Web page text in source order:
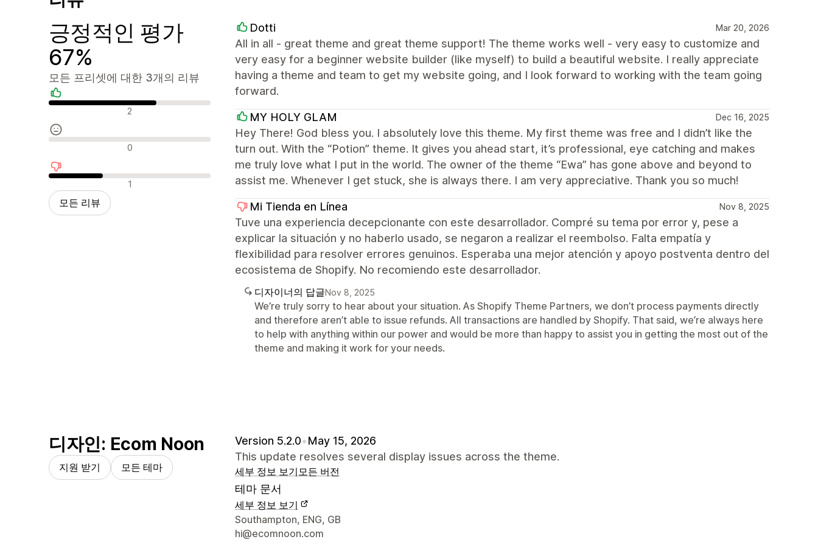
긍정적인 평가
67%
모든 프리셋에 대한 3개의 리뷰
긍정적인 리뷰 2
중립적인 리뷰 0
부정적인 리뷰 1
모든 리뷰
Dotti Mar 20, 2026
All in all - great theme and great theme support! The theme works well - very easy to customize and
very easy for a beginner website builder (like myself) to build a beautiful website. I really appreciate
having a theme and team to get my website going, and I look forward to working with the team going
forward.
MY HOLY GLAM Dec 16, 2025
Hey There! God bless you. I absolutely love this theme. My first theme was free and I didn’t like the
turn out. With the “Potion” theme. It gives you ahead start, it’s professional, eye catching and makes
me truly love what I put in the world. The owner of the theme “Ewa” has gone above and beyond to
assist me. Whenever I get stuck, she is always there. I am very appreciative. Thank you so much!
Mi Tienda en Línea Nov 8, 2025
Tuve una experiencia decepcionante con este desarrollador. Compré su tema por error y, pese a
explicar la situación y no haberlo usado, se negaron a realizar el reembolso. Falta empatía y
flexibilidad para resolver errores genuinos. Esperaba una mejor atención y apoyo postventa dentro del
ecosistema de Shopify. No recomiendo este desarrollador.
디자이너의 답글Nov 8, 2025
We’re truly sorry to hear about your situation. As Shopify Theme Partners, we don’t process payments directly
and therefore aren’t able to issue refunds. All transactions are handled by Shopify. That said, we’re always here
to help with anything within our power and would be more than happy to assist you in getting the most out of the
theme and making it work for your needs.
디자인: Ecom Noon
지원 받기 모든 테마
Version 5.2.0•May 15, 2026
This update resolves several display issues across the theme.
세부 정보 보기 모든 버전
테마 문서
세부 정보 보기
디자이너 연락처 세부 정보
Southampton, ENG, GB
hi@ecomnoon.com